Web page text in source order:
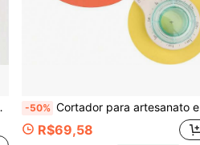
-50% Cortador para artesanato em papel Ferramenta de corte circular Centro visível do círculo Bússola rotativa Cortador circular Diâmetro de corte ajustável varia de 2 pol a 12,6 pol
R$69,58